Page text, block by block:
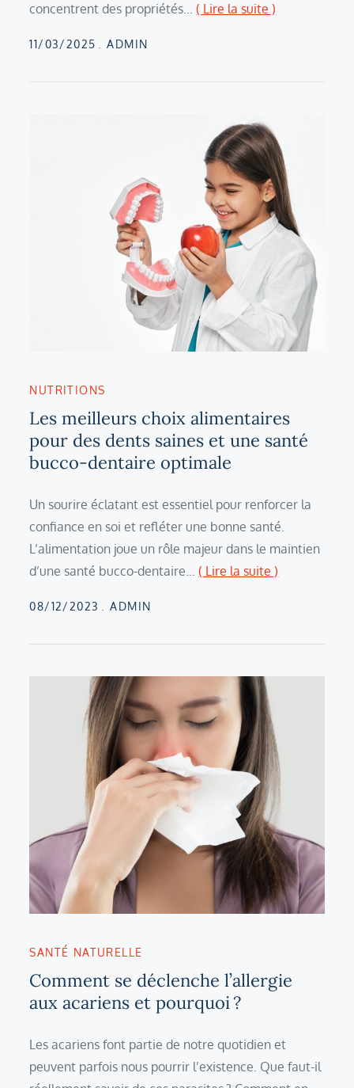
concentrent des propriétés…( Lire la suite )
Posted
11/03/2025 ADMIN
NUTRITIONS
Les meilleurs choix alimentaires
pour des dents saines et une santé
bucco-dentaire optimale
Un sourire éclatant est essentiel pour renforcer la
confiance en soi et refléter une bonne santé.
L’alimentation joue un rôle majeur dans le maintien
d’une santé bucco-dentaire…( Lire la suite )
Posted
08/12/2023 ADMIN
SANTÉ NATURELLE
Comment se déclenche l’allergie
aux acariens et pourquoi ?
Les acariens font partie de notre quotidien et
peuvent parfois nous pourrir l’existence. Que faut-il